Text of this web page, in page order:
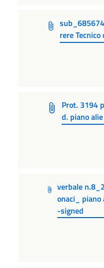
rere
Prot. 3194
d. piano alie
verbale
onaci_ piano
-signed